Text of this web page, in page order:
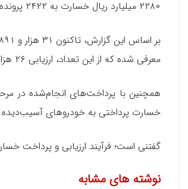
۲۲۸۰ میلیارد ریال خسارت به ۲۴۲۲ پرونده تکمیل‌شده پرداخت شد.
معرفی شده که از این تعداد، ارزیابی ۲۶ هزار و ۷۴۸ خودرو به پایان رسیده است.
خسارت پرداختی به خودروهای آسیب‌دیده جنگ رمضان به ۱۲ هزار و
گفتنی است؛ فرآیند ارزیابی و پرداخت
نوشته های مشابه